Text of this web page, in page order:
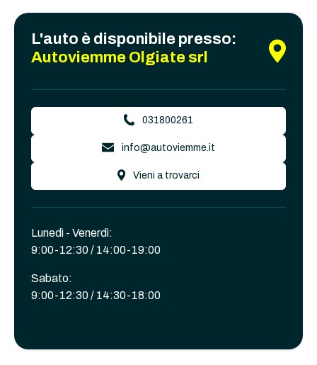
L'auto è disponibile presso:
Autoviemme Olgiate srl
031800261
info@autoviemme.it
Vieni a trovarci
Lunedì - Venerdì:
9:00-12:30 / 14:00-19:00
Sabato:
9:00-12:30 / 14:30-18:00